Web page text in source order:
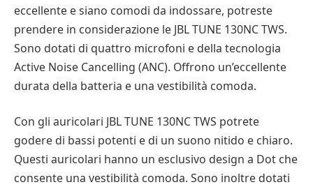
eccellente e siano comodi da indossare, potreste
prendere in considerazione le JBL TUNE 130NC TWS.
Sono dotati di quattro microfoni e della tecnologia
Active Noise Cancelling (ANC). Offrono un’eccellente
durata della batteria e una vestibilità comoda.
Con gli auricolari JBL TUNE 130NC TWS potrete
godere di bassi potenti e di un suono nitido e chiaro.
Questi auricolari hanno un esclusivo design a Dot che
consente una vestibilità comoda. Sono inoltre dotati